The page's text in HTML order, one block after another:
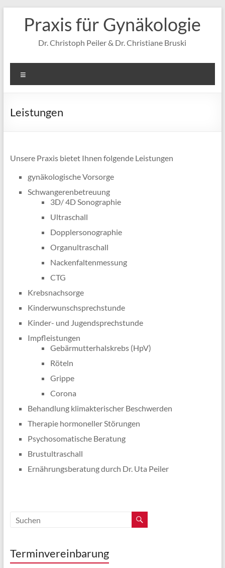
springenPraxis für Gynäkologie
Dr. Christoph Peiler & Dr. Christiane Bruski
Leistungen
Unsere Praxis bietet Ihnen folgende Leistungen
gynäkologische Vorsorge
Schwangerenbetreuung
3D/ 4D Sonographie
Ultraschall
Dopplersonographie
Organultraschall
Nackenfaltenmessung
CTG
Krebsnachsorge
Kinderwunschsprechstunde
Kinder- und Jugendsprechstunde
Impfleistungen
Gebärmutterhalskrebs (HpV)
Röteln
Grippe
Corona
Behandlung klimakterischer Beschwerden
Therapie hormoneller Störungen
Psychosomatische Beratung
Brustultraschall
Ernährungsberatung durch Dr. Uta Peiler
Terminvereinbarung